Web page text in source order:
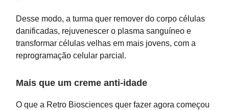
Desse modo, a turma quer remover do corpo células
danificadas, rejuvenescer o plasma sanguíneo e
transformar células velhas em mais jovens, com a
reprogramação celular parcial.
Mais que um creme anti-idade
O que a Retro Biosciences quer fazer agora começou